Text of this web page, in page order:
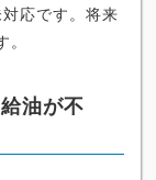
応です。将来
油が不